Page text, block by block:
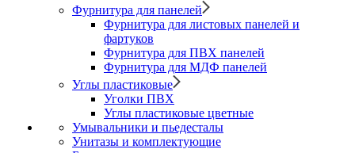
Фурнитура для панелей
Фурнитура для листовых панелей и
фартуков
Фурнитура для ПВХ панелей
Фурнитура для МДФ панелей
Углы пластиковые
Уголки ПВХ
Углы пластиковые цветные
Умывальники и пьедесталы
Унитазы и комплектующие